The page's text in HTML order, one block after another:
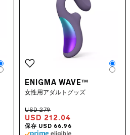
Color
Color
ENIGMA WAVE™
女性用アダルトグッズ
USD 212.04